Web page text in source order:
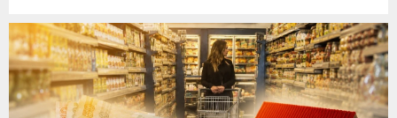
başkan seçilmesi nedeniyle hayırlı olsun ziyaretinde bulunan
Erbakan’a, Genel Başkan Yardımcıları...